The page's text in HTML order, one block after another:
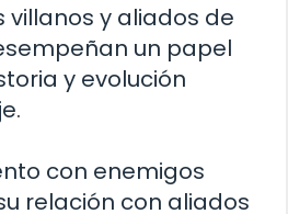
villanos y aliados de
un papel
y evolución
con enemigos
relación con aliados